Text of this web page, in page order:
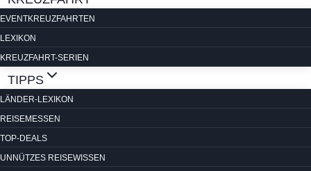
EVENTKREUZFAHRTEN
LEXIKON
KREUZFAHRT-SERIEN
TIPPS
LÄNDER-LEXIKON
REISEMESSEN
TOP-DEALS
UNNÜTZES REISEWISSEN